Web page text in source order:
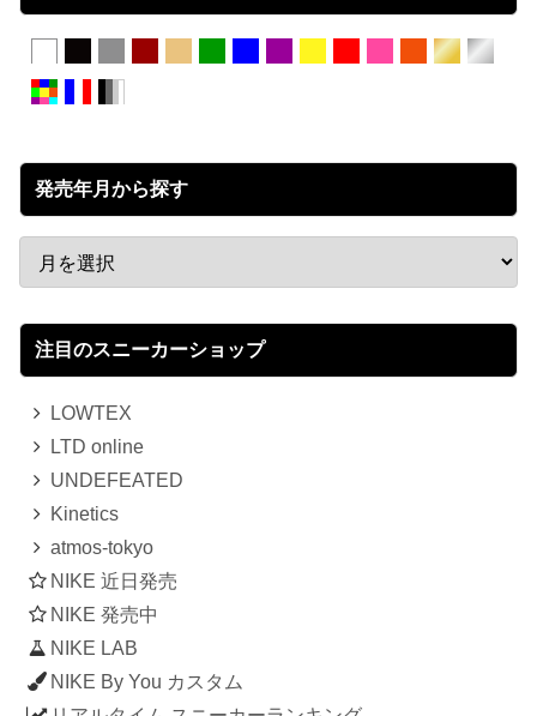
発売年月から探す
注目のスニーカーショップ
LOWTEX
LTD online
UNDEFEATED
Kinetics
atmos-tokyo
NIKE 近日発売
NIKE 発売中
NIKE LAB
NIKE By You カスタム